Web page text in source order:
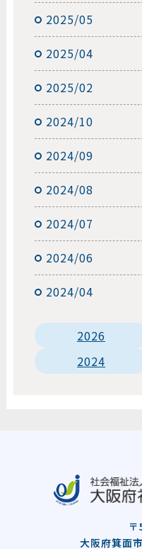
2025/05
2025/04
2025/02
2024/10
2024/09
2024/08
2024/07
2024/06
2024/04
2026
2024
大阪府箕面